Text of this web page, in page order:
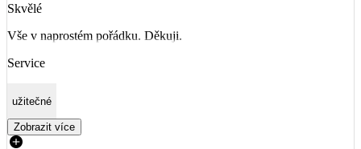
Skvělé
Vše v naprostém pořádku. Děkuji.
Service
užitečné
Zobrazit více